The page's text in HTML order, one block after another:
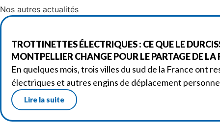
Nos autres actualités
TROTTINETTES ÉLECTRIQUES : CE QUE LE
MONTPELLIER CHANGE POUR LE PARTAGE DE LA
En quelques mois, trois villes du sud de la France
électriques et autres engins de déplacement
Lire la suite